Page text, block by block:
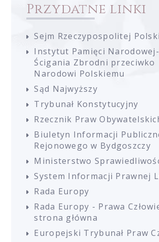
Przydatne linki
Sejm Rzeczypospolitej
Instytut Pamięci
Ścigania Zbrodni przeciwko
Narodowi Polskiemu
Sąd Najwyższy
Trybunał Konstytucyjny
Rzecznik Praw
Biuletyn Informacji
Rejonowego w Bydgoszczy
Ministerstwo
System Informacji Prawnej
Rada Europy
Rada Europy - Prawa
strona główna
Europejski Trybunał Praw